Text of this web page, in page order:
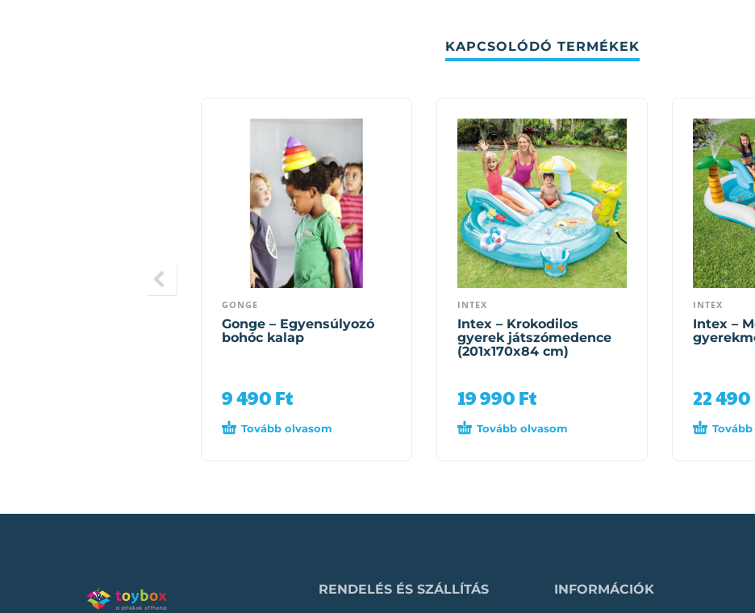
KAPCSOLÓDÓ TERMÉKEK
GONGE
Gonge – Egyensúlyozó
bohóc kalap
9 490Ft
Tovább olvasom
INTEX
Intex – Krokodilos
gyerek játszómedence
(201x170x84 cm)
19 990Ft
Tovább olvasom
INTEX
Intex –
22 490
RENDELÉS ÉS SZÁLLÍTÁS INFORMÁCIÓK